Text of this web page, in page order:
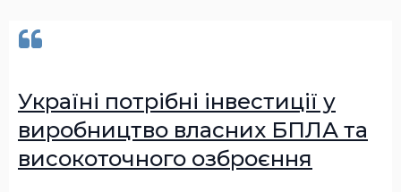
Україні потрібні інвестиції у
виробництво власних БПЛА та
високоточного озброєння